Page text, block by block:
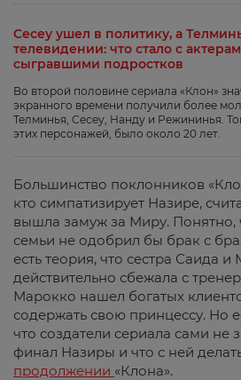
Сесеу ушел в политику, а
телевидении: что стало с
сыгравшими подростков
Во второй половине сериала «Клон»
экранного времени получили более
Телминья, Сесеу, Нанду и Режининья.
этих персонажей, было около 20 лет.
Большинство поклонников
кто симпатизирует Назире,
вышла замуж за Миру. Понятно,
семьи не одобрил бы брак с
есть теория, что сестра Саида
действительно сбежала с
Марокко нашел богатых
содержать свою принцессу. Но
что создатели сериала сами не
финал Назиры и что с ней
продолжении «Клона».